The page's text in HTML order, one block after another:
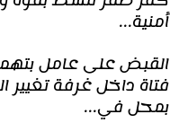
أمنية...
القبض على عامل
فتاة داخل غرفة تغيير
بمحل في...